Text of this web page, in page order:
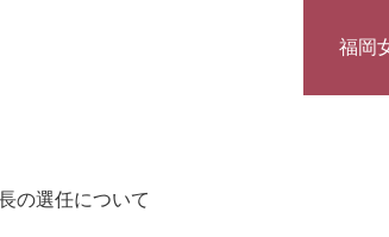
福岡
の選任について